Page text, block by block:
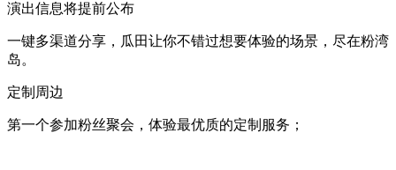
演出信息将提前公布
一键多渠道分享，瓜田让你不错过想要体验的场景，尽在粉湾
岛。
定制周边
第一个参加粉丝聚会，体验最优质的定制服务；